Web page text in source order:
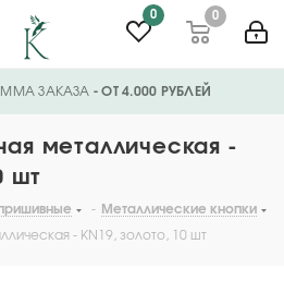
0 0
ЗАКАЗА - ОТ 4.000 РУБЛЕЙ
металлическая -
шт
- Металлические кнопки
- KN19, золото, 10 шт